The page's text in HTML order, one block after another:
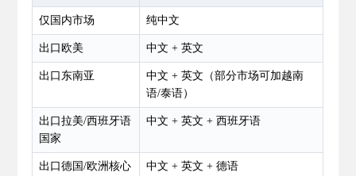
仅国内市场 纯中文
出口欧美 中文 + 英文
出口东南亚
中文 + 英文（部分市场可加越南
语/泰语）
出口拉美/西班牙语
国家
中文 + 英文 + 西班牙语
出口德国/欧洲核心
中文 + 英文 + 德语